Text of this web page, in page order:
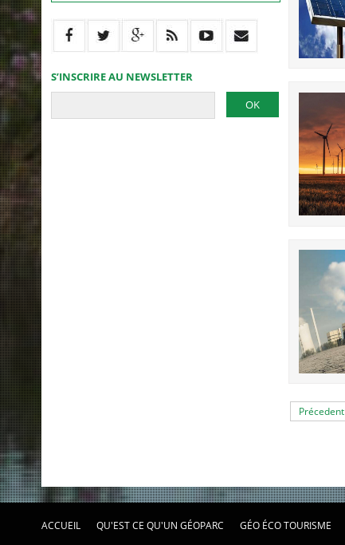
Précedent
S’INSCRIRE AU NEWSLETTER
ACCUEIL QU'EST CE QU'UN GÉOPARC GÉO ÉCO TOURISME